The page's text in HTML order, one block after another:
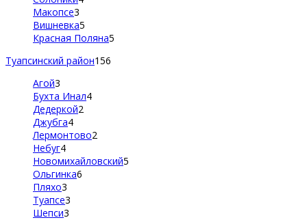
Макопсе3
Вишневка5
Красная Поляна5
Туапсинский район156
Агой3
Бухта Инал4
Дедеркой2
Джубга4
Лермонтово2
Небуг4
Новомихайловский5
Ольгинка6
Пляхо3
Туапсе3
Шепси3